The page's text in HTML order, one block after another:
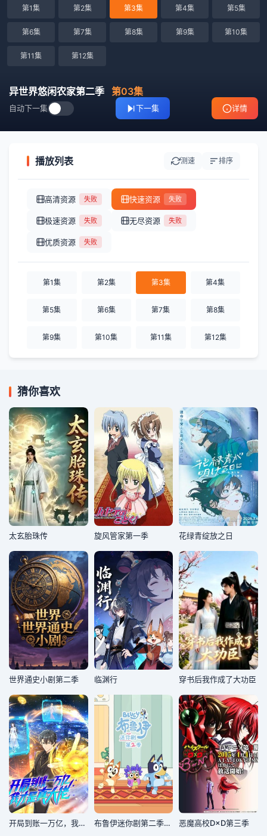
第1集 第2集 第3集 第4集 第5集
第6集 第7集 第8集 第9集 第10集
第11集 第12集
异世界悠闲农家第二季 第03集
自动下一集 下一集 详情
播放列表 测速 排序
高清资源 失败 快速资源 失败
极速资源 失败 无尽资源 失败
优质资源 失败
第1集 第2集 第3集 第4集
第5集 第6集 第7集 第8集
第9集 第10集 第11集 第12集
猜你喜欢
太玄胎珠传 旋风管家第一季 花绿青绽放之日
世界通史小剧第二季 临渊行 穿书后我作成了大功臣
开局到账一万亿，我才是真大佬 布鲁伊迷你剧第二季国语版 恶魔高校D×D第三季